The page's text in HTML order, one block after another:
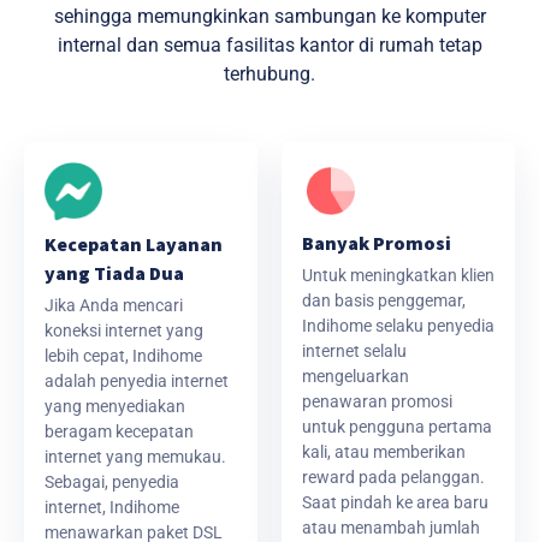
sehingga memungkinkan sambungan ke komputer
internal dan semua fasilitas kantor di rumah tetap
terhubung.
Kecepatan Layanan
yang Tiada Dua
Jika Anda mencari
koneksi internet yang
lebih cepat, Indihome
adalah penyedia internet
yang menyediakan
beragam kecepatan
internet yang memukau.
Sebagai, penyedia
internet, Indihome
menawarkan paket DSL
Banyak Promosi
Untuk meningkatkan klien
dan basis penggemar,
Indihome selaku penyedia
internet selalu
mengeluarkan
penawaran promosi
untuk pengguna pertama
kali, atau memberikan
reward pada pelanggan.
Saat pindah ke area baru
atau menambah jumlah